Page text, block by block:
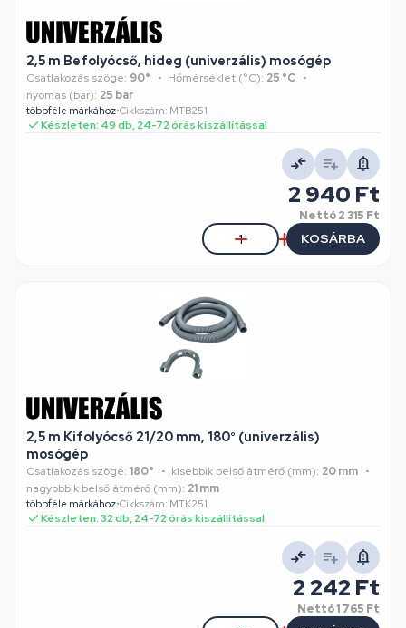
2,5 m Befolyócső, hideg (univerzális) mosógép
Csatlakozás szöge: 90° Hőmérséklet (°C): 25 °C
nyomás (bar): 25 bar
többféle márkához•Cikkszám: MTB251
Készleten: 49 db, 24-72 órás kiszállítással
2 940 Ft
Nettó2 315 Ft
KOSÁRBA
2,5 m Kifolyócső 21/20 mm, 180° (univerzális)
mosógép
Csatlakozás szöge: 180° kisebbik belső átmérő (mm): 20 mm
nagyobbik belső átmérő (mm): 21 mm
többféle márkához•Cikkszám: MTK251
Készleten: 32 db, 24-72 órás kiszállítással
2 242 Ft
Nettó1 765 Ft